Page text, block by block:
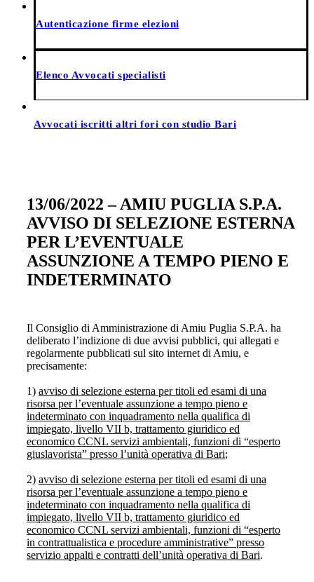
Autenticazione firme elezioni
Elenco Avvocati specialisti
Avvocati iscritti altri fori con studio Bari
13/06/2022 – AMIU PUGLIA S.P.A.
AVVISO DI SELEZIONE ESTERNA
PER L’EVENTUALE
ASSUNZIONE A TEMPO PIENO E
INDETERMINATO
Il Consiglio di Amministrazione di Amiu Puglia S.P.A. ha
deliberato l’indizione di due avvisi pubblici, qui allegati e
regolarmente pubblicati sul sito internet di Amiu, e
precisamente:
1) avviso di selezione esterna per titoli ed esami di una
risorsa per l’eventuale assunzione a tempo pieno e
indeterminato con inquadramento nella qualifica di
impiegato, livello VII b, trattamento giuridico ed
economico CCNL servizi ambientali, funzioni di “esperto
giuslavorista” presso l’unità operativa di Bari;
2) avviso di selezione esterna per titoli ed esami di una
risorsa per l’eventuale assunzione a tempo pieno e
indeterminato con inquadramento nella qualifica di
impiegato, livello VII b, trattamento giuridico ed
economico CCNL servizi ambientali, funzioni di “esperto
in contrattualistica e procedure amministrative” presso
servizio appalti e contratti dell’unità operativa di Bari.